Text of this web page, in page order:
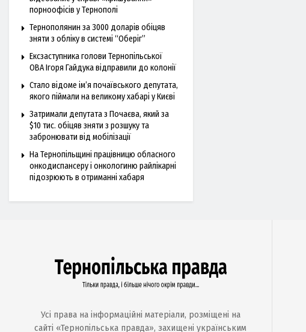
порноофісів у Тернополі
Тернополянин за 3000 доларів обіцяв
зняти з обліку в системі “Оберіг”
Ексзаступника голови Тернопільської
ОВА Ігоря Гайдука відправили до колонії
Стало відоме ім’я почаївського депутата,
якого піймали на великому хабарі у Києві
Затримали депутата з Почаєва, який за
$10 тис. обіцяв зняти з розшуку та
забронювати від мобілізації
На Тернопільщині працівницю обласного
онкодиспансеру і онкологиню райлікарні
підозрюють в отриманні хабаря
Усі права на інформаційні матеріали, розміщені на
сайті «Тернопільська правда», захищені українським